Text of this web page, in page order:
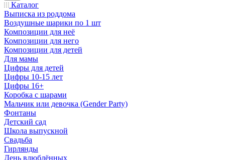
Каталог
Выписка из роддома
Воздушные шарики по 1 шт
Композиции для неё
Композиции для него
Композиции для детей
Для мамы
Цифры для детей
Цифры 10-15 лет
Цифры 16+
Коробка с шарами
Мальчик или девочка (Gender Party)
Фонтаны
Детский сад
Школа выпускной
Свадьба
Гирлянды
День влюблённых